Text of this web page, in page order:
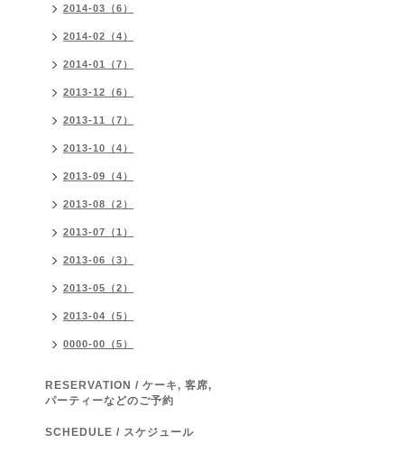
2014-03（6）
2014-02（4）
2014-01（7）
2013-12（6）
2013-11（7）
2013-10（4）
2013-09（4）
2013-08（2）
2013-07（1）
2013-06（3）
2013-05（2）
2013-04（5）
0000-00（5）
RESERVATION / ケーキ, 客席,
パーティーなどのご予約
SCHEDULE / スケジュール